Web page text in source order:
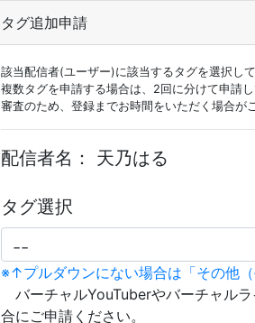
タグ追加申請
該当配信者(ユーザー)に該当するタグを選択し
複数タグを申請する場合は、2回に分けて申請
審査のため、登録までお時間をいただく場合が
配信者名： 天乃はる
タグ選択
※↑プルダウンにない場合は「その他
バーチャルYouTuberやバーチャル
合にご申請ください。